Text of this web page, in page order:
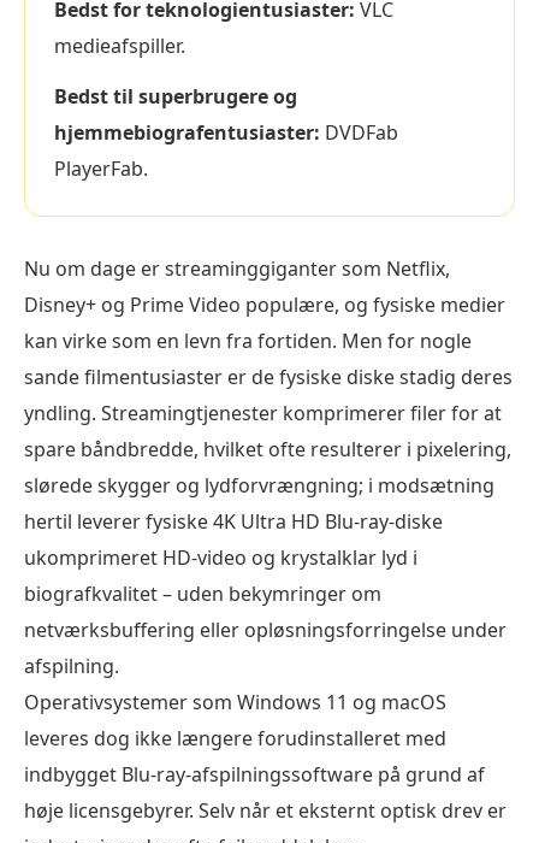
Bedst for teknologientusiaster: VLC
medieafspiller.
Bedst til superbrugere og
hjemmebiografentusiaster: DVDFab
PlayerFab.
Nu om dage er streaminggiganter som Netflix,
Disney+ og Prime Video populære, og fysiske medier
kan virke som en levn fra fortiden. Men for nogle
sande filmentusiaster er de fysiske diske stadig deres
yndling. Streamingtjenester komprimerer filer for at
spare båndbredde, hvilket ofte resulterer i pixelering,
slørede skygger og lydforvrængning; i modsætning
hertil leverer fysiske 4K Ultra HD Blu-ray-diske
ukomprimeret HD-video og krystalklar lyd i
biografkvalitet – uden bekymringer om
netværksbuffering eller opløsningsforringelse under
afspilning.
Operativsystemer som Windows 11 og macOS
leveres dog ikke længere forudinstalleret med
indbygget Blu-ray-afspilningssoftware på grund af
høje licensgebyrer. Selv når et eksternt optisk drev er